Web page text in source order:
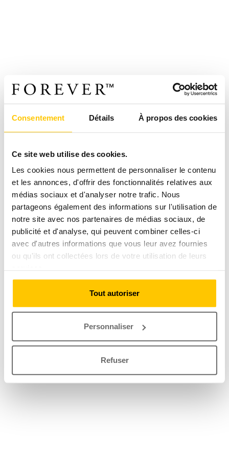
Consentement Détails À propos des cookies
Ce site web utilise des cookies.
Les cookies nous permettent de personnaliser le contenu
et les annonces, d'offrir des fonctionnalités relatives aux
médias sociaux et d'analyser notre trafic. Nous
partageons également des informations sur l'utilisation de
notre site avec nos partenaires de médias sociaux, de
publicité et d'analyse, qui peuvent combiner celles-ci
avec d'autres informations que vous leur avez fournies
ou qu'ils ont collectées lors de votre utilisation de leurs
Tout autoriser
Personnaliser
Refuser